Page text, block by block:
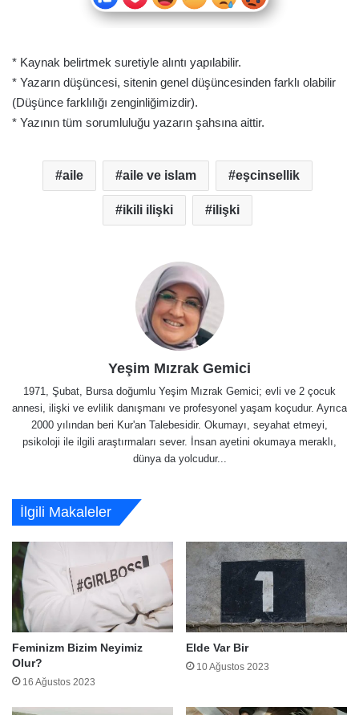
* Kaynak belirtmek suretiyle alıntı yapılabilir.
* Yazarın düşüncesi, sitenin genel düşüncesinden farklı olabilir
(Düşünce farklılığı zenginliğimizdir).
* Yazının tüm sorumluluğu yazarın şahsına aittir.
aile aile ve islam eşcinsellik
ikili ilişki ilişki
Yeşim Mızrak Gemici
1971, Şubat, Bursa doğumlu Yeşim Mızrak Gemici; evli ve 2 çocuk
annesi, ilişki ve evlilik danışmanı ve profesyonel yaşam koçudur. Ayrıca
2000 yılından beri Kur'an Talebesidir. Okumayı, seyahat etmeyi,
psikoloji ile ilgili araştırmaları sever. İnsan ayetini okumaya meraklı,
dünya da yolcudur...
İlgili Makaleler
Feminizm Bizim Neyimiz
Olur?
16 Ağustos 2023
Elde Var Bir
10 Ağustos 2023